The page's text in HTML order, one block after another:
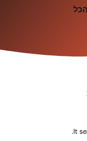
It